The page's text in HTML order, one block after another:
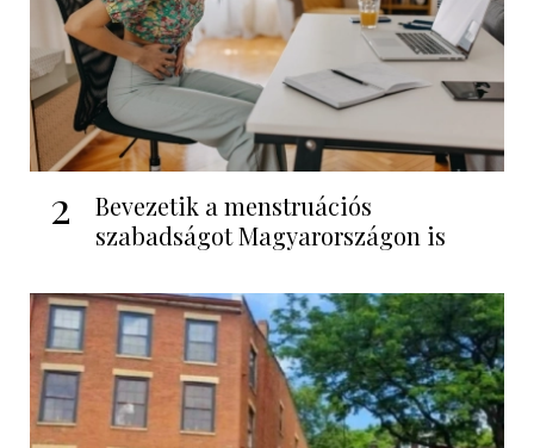
2
Bevezetik a menstruációs
szabadságot Magyarországon is